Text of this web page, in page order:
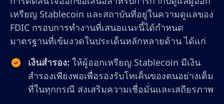
เหรียญ Stablecoin และสถาบันที่อยู่ในความดูแลของ
FDIC กรอบการทำงานที่เสนอแนะนี้ได้กำหนด
มาตรฐานที่เข้มงวดในประเด็นหลักหลายด้าน ได้แก่
เงินสำรอง: ให้ผู้ออกเหรียญ Stablecoin มีเงิน
สำรองเพียงพอเพื่อรองรับโทเค็นของตนอย่างเต็ม
ที่ในทุกกรณี ส่งเสริมความเชื่อมั่นและเสถียรภาพ